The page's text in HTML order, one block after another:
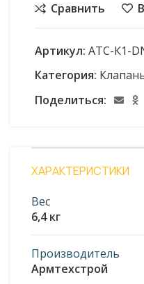
Сравнить
Артикул: АТС-К1-
Категория:
Поделиться:
ХАРАКТЕРИСТИКИ
Вес
6,4 кг
Производитель
Армтехстрой